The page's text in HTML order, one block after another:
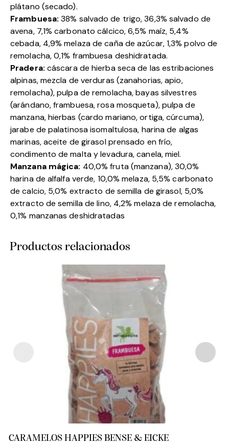
plátano (secado).
Frambuesa: 38% salvado de trigo, 36,3% salvado de
avena, 7,1% carbonato cálcico, 6,5% maíz, 5,4%
cebada, 4,9% melaza de caña de azúcar, 1,3% polvo de
remolacha, 0,1% frambuesa deshidratada.
Pradera: cáscara de hierba seca de las estribaciones
alpinas, mezcla de verduras (zanahorias, apio,
remolacha), pulpa de remolacha, bayas silvestres
(arándano, frambuesa, rosa mosqueta), pulpa de
manzana, hierbas (cardo mariano, ortiga, cúrcuma),
jarabe de palatinosa isomaltulosa, harina de algas
marinas, aceite de girasol prensado en frío,
condimento de malta y levadura, canela, miel.
Manzana mágica: 40,0% fruta (manzana), 30,0%
harina de alfalfa verde, 10,0% melaza, 5,5% carbonato
de calcio, 5,0% extracto de semilla de girasol, 5,0%
extracto de semilla de lino, 4,2% melaza de remolacha,
0,1% manzanas deshidratadas
Productos relacionados
CARAMELOS HAPPIES BENSE & EICKE